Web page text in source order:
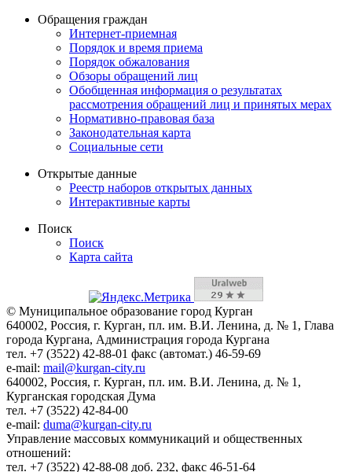
Обращения граждан
Интернет-приемная
Порядок и время приема
Порядок обжалования
Обзоры обращений лиц
Обобщенная информация о результатах
рассмотрения обращений лиц и принятых мерах
Нормативно-правовая база
Законодательная карта
Социальные сети
Открытые данные
Реестр наборов открытых данных
Интерактивные карты
Поиск
Поиск
Карта сайта
© Муниципальное образование город Курган
640002, Россия, г. Курган, пл. им. В.И. Ленина, д. № 1, Глава
города Кургана, Администрация города Кургана
тел. +7 (3522) 42-88-01 факс (автомат.) 46-59-69
e-mail: mail@kurgan-city.ru
640002, Россия, г. Курган, пл. им. В.И. Ленина, д. № 1,
Курганская городская Дума
тел. +7 (3522) 42-84-00
e-mail: duma@kurgan-city.ru
Управление массовых коммуникаций и общественных
отношений:
тел. +7 (3522) 42-88-08 доб. 232, факс 46-51-64